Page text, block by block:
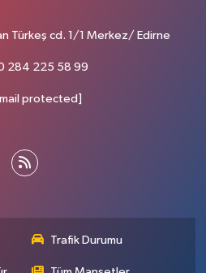
Türkeş cd. 1/1 Merkez/ Edirne
284 225 58 99
protected]
Trafik Durumu